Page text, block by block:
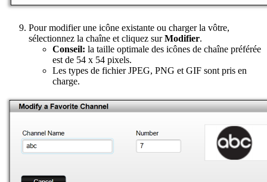
Pour modifier une icône existante ou charger la vôtre,
sélectionnez la chaîne et cliquez surModifier.
Conseil: la taille optimale des icônes de chaîne préférée
est de 54 x 54 pixels.
Les types de fichier JPEG, PNG et GIF sont pris en
charge.